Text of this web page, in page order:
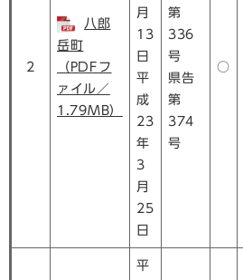
2
八郎
岳町
（PDFフ
ァイル／
1.79MB）
月
13
日
平
成
23
年
3
月
25
日
第
336
号
県告
第
374
号
○
平